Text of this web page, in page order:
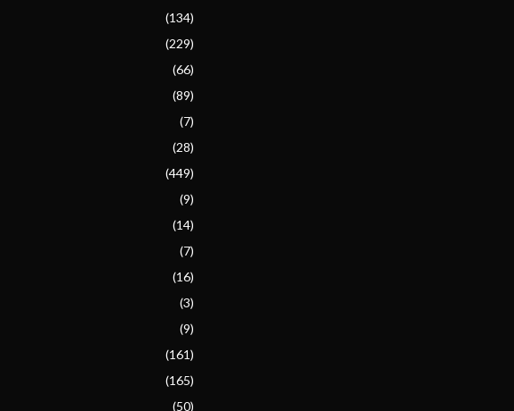
(134)
(229)
(66)
(89)
(7)
(28)
(449)
(9)
(14)
(7)
(16)
(3)
(9)
(161)
(165)
(50)